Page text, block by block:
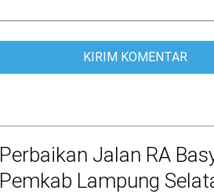
Perbaikan Jalan RA
Pemkab Lampung